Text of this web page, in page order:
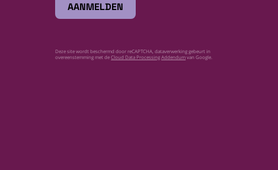
AANMELDEN
Deze site wordt beschermd door reCAPTCHA, dataverwerking gebeurt in
overeenstemming met deCloud Data Processing Addendumvan Google.